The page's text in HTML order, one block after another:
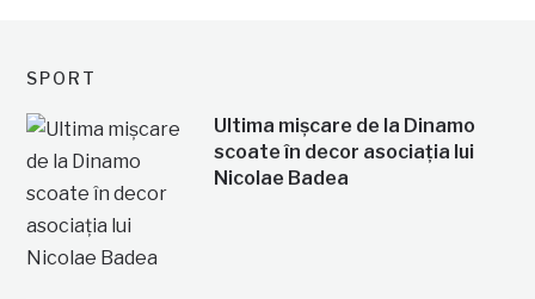
SPORT
Ultima mișcare de la Dinamo
scoate în decor asociația lui
Nicolae Badea